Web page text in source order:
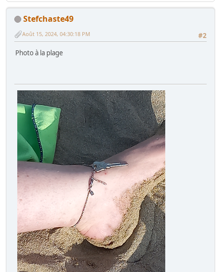
Stefchaste49
#2
Août 15, 2024, 04:30:18 PM
Photo à la plage